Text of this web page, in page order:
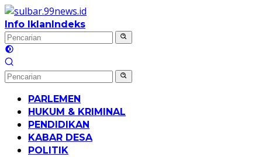
Langsung
ke
konten
Info IklanIndeks
PARLEMEN
HUKUM & KRIMINAL
PENDIDIKAN
KABAR DESA
POLITIK